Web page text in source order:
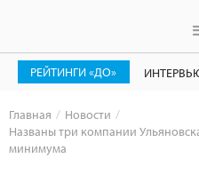
РЕЙТИНГИ «ДО»
Главная
Новости
Названы три компании
минимума